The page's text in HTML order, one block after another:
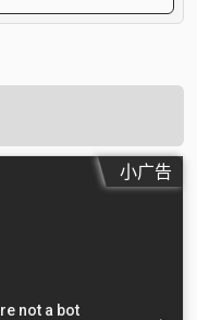
小广告